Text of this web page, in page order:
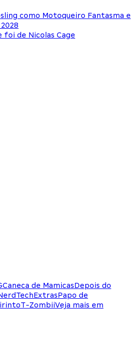
como Motoqueiro Fantasma e
foi de Nicolas Cage
Caneca de MamicasDepois do
ExtrasPapo de
T-ZombiiVeja mais em